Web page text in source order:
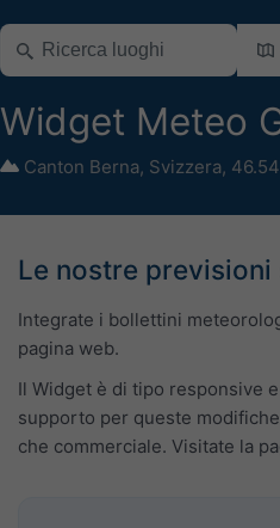
Widget Meteo
Canton Berna, Svizzera,
Le nostre
Integrate i bollettini
pagina web.
Il Widget è di tipo responsive
supporto per queste
che commerciale. Visitate la